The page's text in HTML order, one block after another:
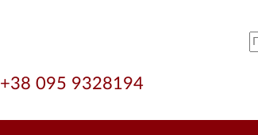
+38 095 9328194